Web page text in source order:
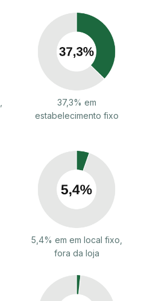
37,3% em
estabelecimento fixo
5,4% em em local fixo,
fora da loja